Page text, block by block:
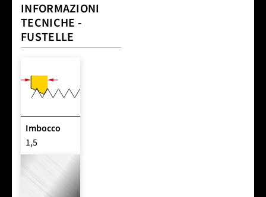
INFORMAZIONI
TECNICHE -
FUSTELLE
Imbocco
1,5